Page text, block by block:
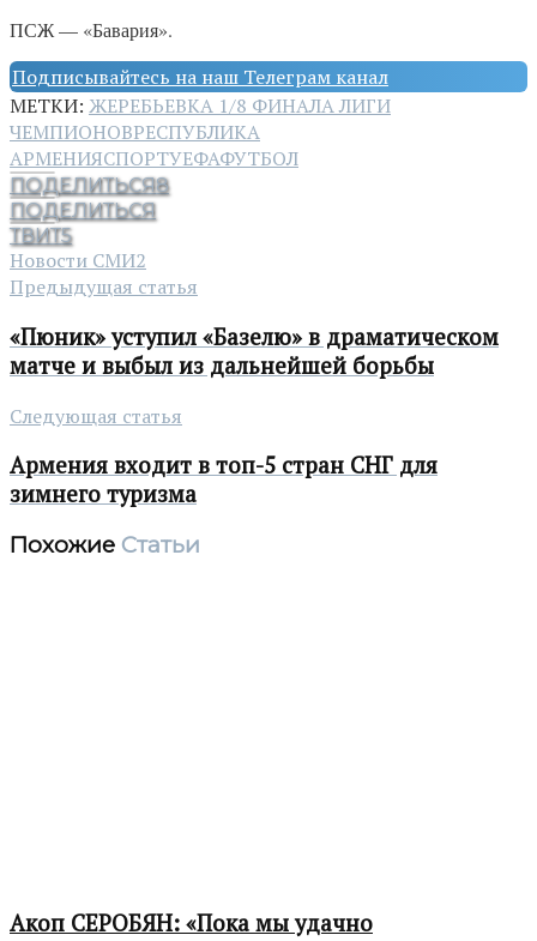
ПСЖ — «Бавария».
Подписывайтесь на наш Телеграм канал
МЕТКИ: ЖЕРЕБЬЕВКА 1/8 ФИНАЛА ЛИГИ
ЧЕМПИОНОВРЕСПУБЛИКА
АРМЕНИЯСПОРТУЕФАФУТБОЛ
ПОДЕЛИТЬСЯ8
ПОДЕЛИТЬСЯ
ТВИТ5
Новости СМИ2
Предыдущая статья
«Пюник» уступил «Базелю» в драматическом
матче и выбыл из дальнейшей борьбы
Следующая статья
Армения входит в топ-5 стран СНГ для
зимнего туризма
Похожие Статьи
Акоп СЕРОБЯН: «Пока мы удачно